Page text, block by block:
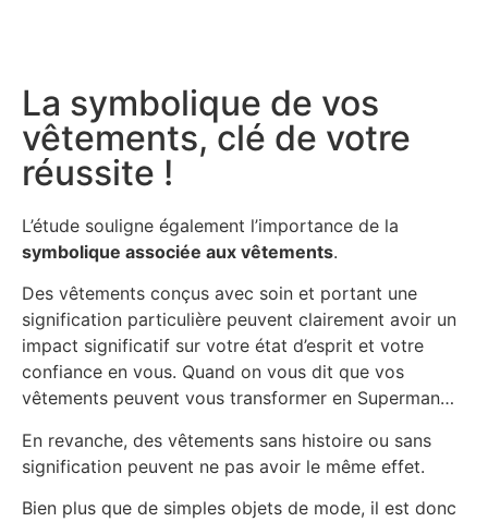
La symbolique de vos
vêtements, clé de votre
réussite !
L’étude souligne également l’importance de la
symbolique associée aux vêtements.
Des vêtements conçus avec soin et portant une
signification particulière peuvent clairement avoir un
impact significatif sur votre état d’esprit et votre
confiance en vous. Quand on vous dit que vos
vêtements peuvent vous transformer en Superman…
En revanche, des vêtements sans histoire ou sans
signification peuvent ne pas avoir le même effet.
Bien plus que de simples objets de mode, il est donc